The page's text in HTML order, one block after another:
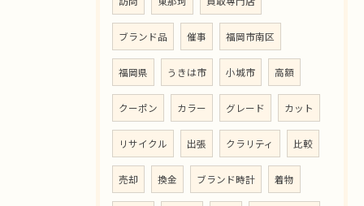
ブランド品 催事 福岡市南区
福岡県 うきは市 小城市 高額
クーポン カラー グレード カット
リサイクル 出張 クラリティ 比較
売却 換金 ブランド時計 着物